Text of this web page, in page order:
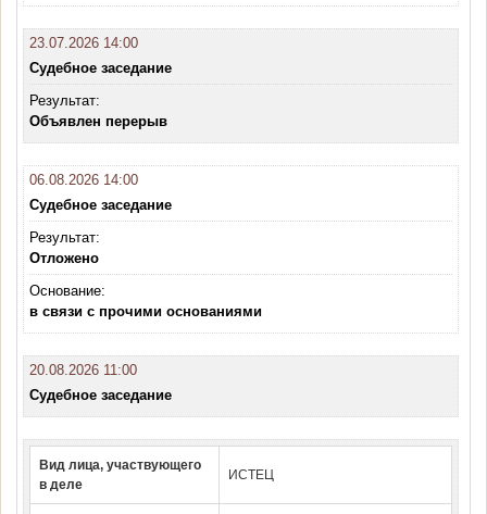
23.07.2026 14:00
Судебное заседание
Результат:
Объявлен перерыв
06.08.2026 14:00
Судебное заседание
Результат:
Отложено
Основание:
в связи с прочими основаниями
20.08.2026 11:00
Судебное заседание
Вид лица, участвующего
в деле
ИСТЕЦ